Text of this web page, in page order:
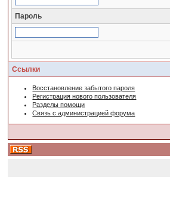
Пароль
Ссылки
Восстановление забытого пароля
Регистрация нового пользователя
Разделы помощи
Связь с администрацией форума